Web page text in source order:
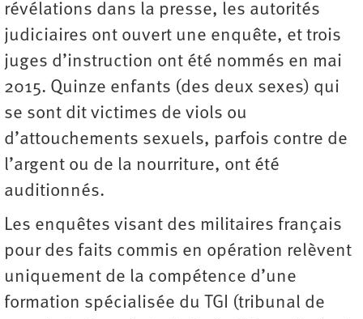
révélations dans la presse, les autorités
judiciaires ont ouvert une enquête, et trois
juges d’instruction ont été nommés en mai
2015. Quinze enfants (des deux sexes) qui
se sont dit victimes de viols ou
d’attouchements sexuels, parfois contre de
l’argent ou de la nourriture, ont été
auditionnés.
Les enquêtes visant des militaires français
pour des faits commis en opération relèvent
uniquement de la compétence d’une
formation spécialisée du TGI (tribunal de